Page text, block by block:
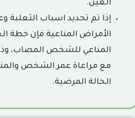
العين.
إذا تم تحديد اسباب الثعلبة
الأمراض المناعية فإن خطة
المناعي للشخص المصاب،
مع مراعاة عمر الشخص
الحالة المرضية.